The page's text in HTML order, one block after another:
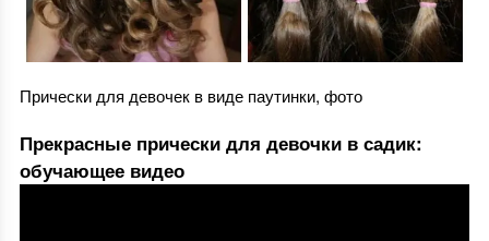
Прически для девочек в виде паутинки, фото
Прекрасные прически для девочки в садик:
обучающее видео